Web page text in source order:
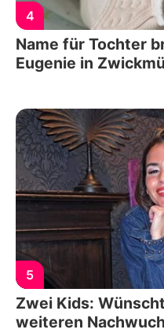
4
Name für Tochter
Eugenie in
5
Zwei Kids:
weiteren